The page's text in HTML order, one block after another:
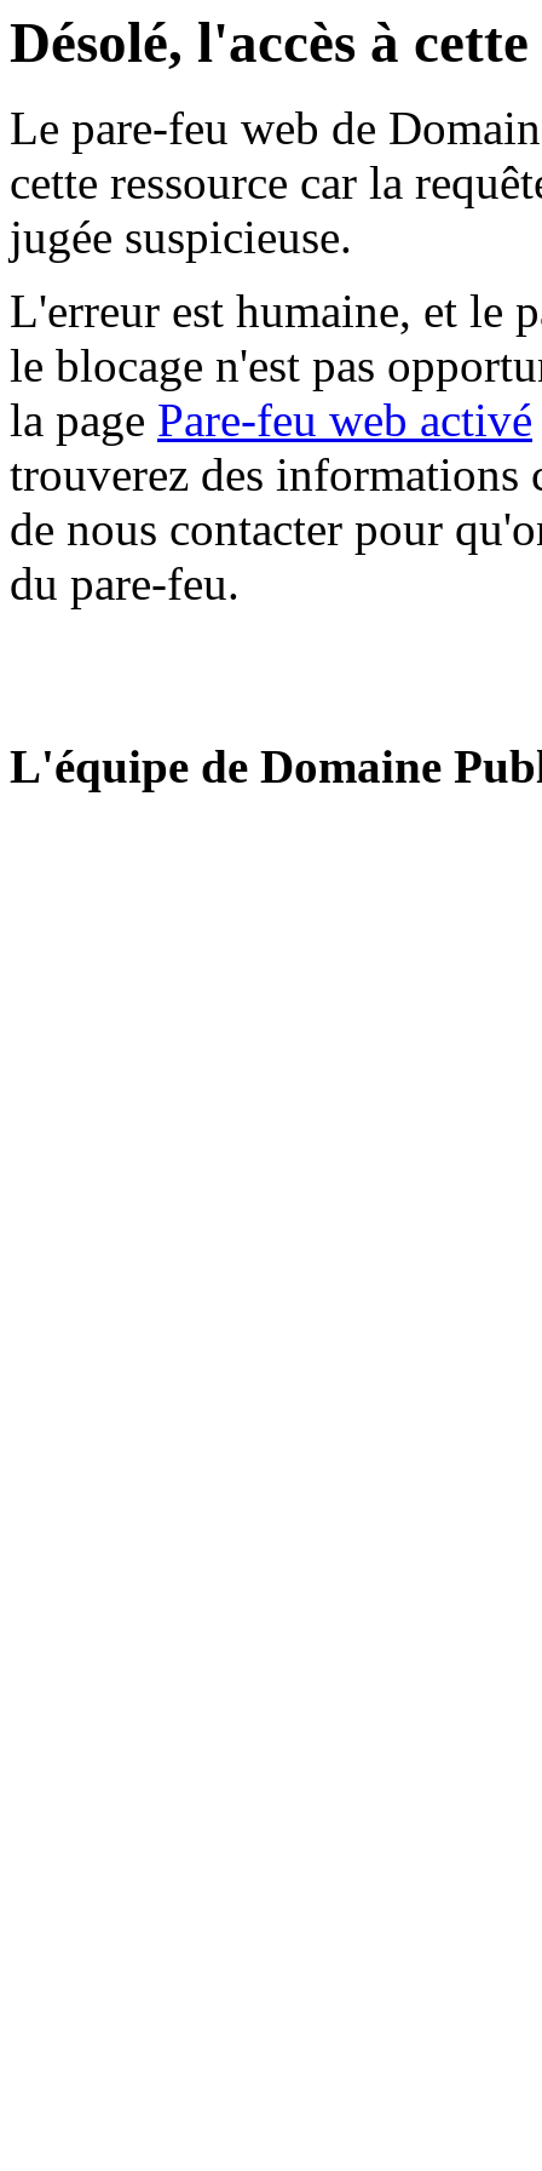
Désolé, l'accès à
Le pare-feu web de
cette ressource car la
jugée suspicieuse.
L'erreur est humaine, et le
le blocage n'est pas
la page Pare-feu web activé
trouverez des informations
de nous contacter pour
du pare-feu.
L'équipe de Domaine